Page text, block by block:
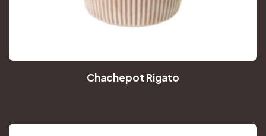
Chachepot Rigato